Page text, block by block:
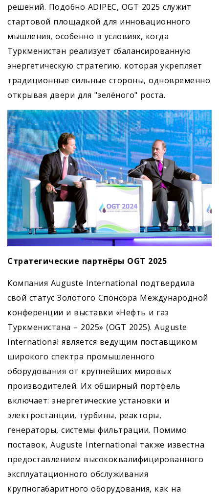
решений. Подобно ADIPEC, OGT 2025 служит
стартовой площадкой для инновационного
мышления, особенно в условиях, когда
Туркменистан реализует сбалансированную
энергетическую стратегию, которая укрепляет
традиционные сильные стороны, одновременно
открывая двери для "зелёного" роста.
Стратегические партнёры OGT 2025
Компания Auguste International подтвердила
свой статус Золотого Спонсора Международной
конференции и выставки «Нефть и газ
Туркменистана – 2025» (OGT 2025). Auguste
International является ведущим поставщиком
широкого спектра промышленного
оборудования от крупнейших мировых
производителей. Их обширный портфель
включает: энергетические установки и
электростанции, турбины, реакторы,
генераторы, системы фильтрации. Помимо
поставок, Auguste International также известна
предоставлением высококвалифицированного
эксплуатационного обслуживания
крупногабаритного оборудования, как на